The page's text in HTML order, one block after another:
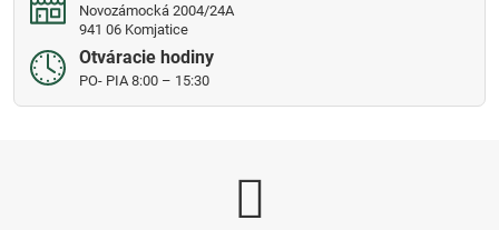
Novozámocká 2004/24A
941 06 Komjatice
Otváracie hodiny
PO- PIA 8:00 – 15:30